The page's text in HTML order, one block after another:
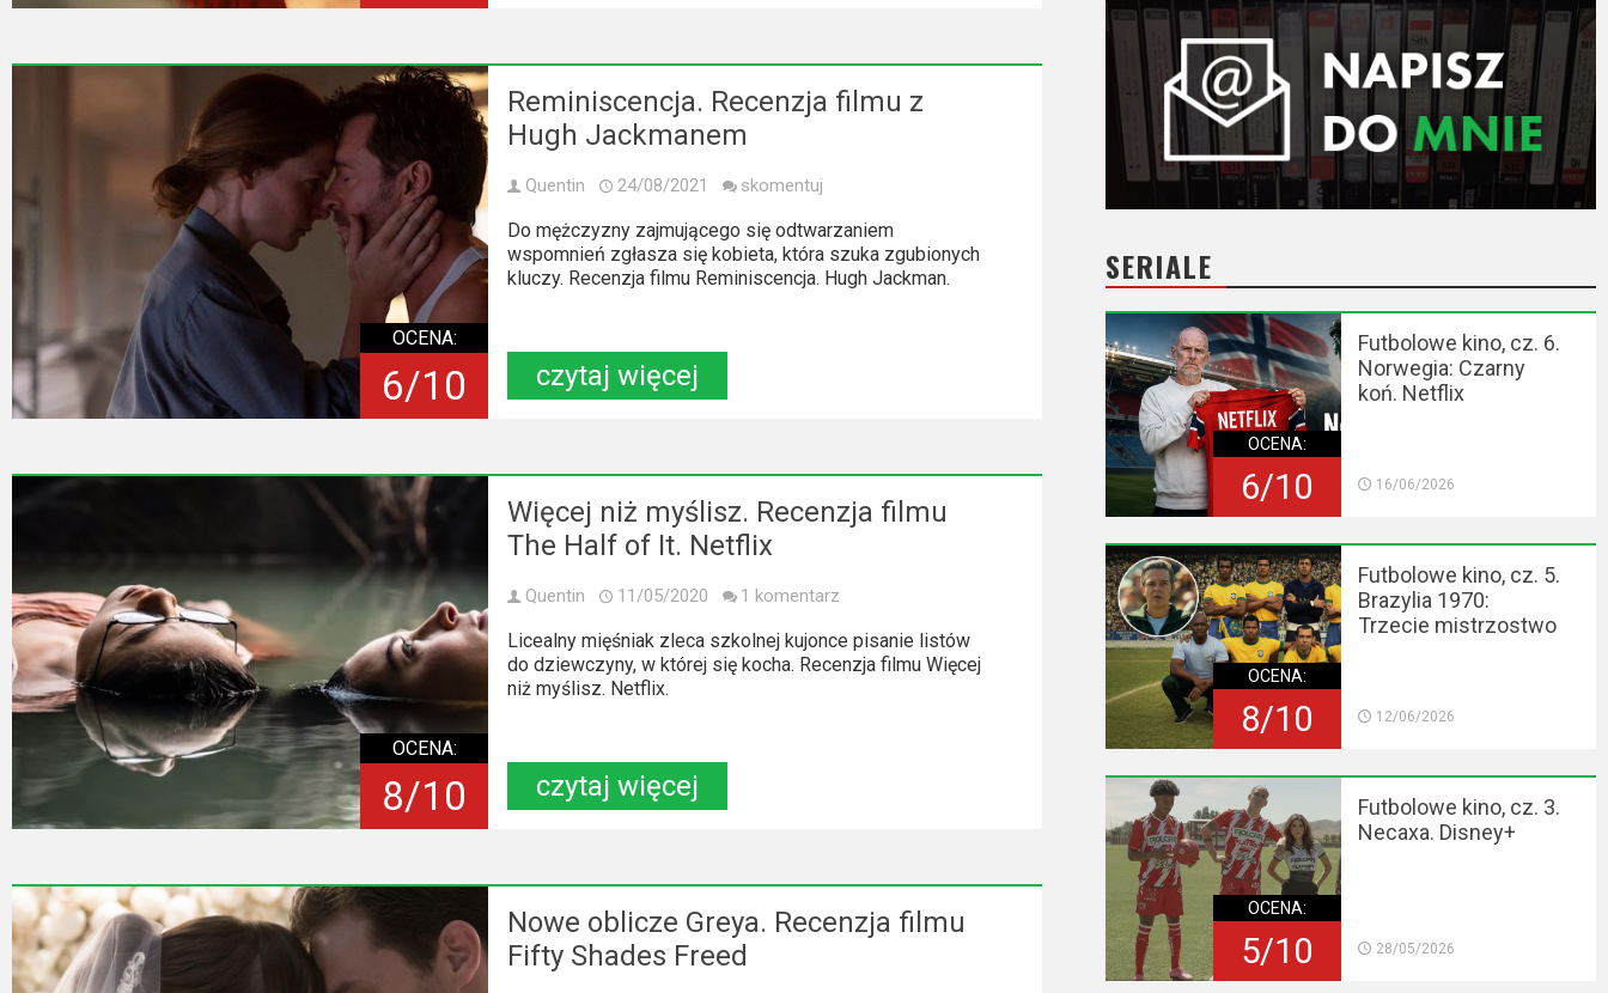
Południowa
faktach
Thrillery
Amazon
Video
Apple
TV
+
Disney+
HBO
Max
Netflix
Sky
Showtime
OCENA:
6/10
Reminiscencja. Recenzja filmu z
Hugh Jackmanem
Quentin 24/08/2021 skomentuj
Do mężczyzny zajmującego się odtwarzaniem
wspomnień zgłasza się kobieta, która szuka zgubionych
kluczy. Recenzja filmu Reminiscencja. Hugh Jackman.
czytaj więcej
OCENA:
8/10
Więcej niż myślisz. Recenzja filmu
The Half of It. Netflix
Quentin 11/05/2020 1 komentarz
Licealny mięśniak zleca szkolnej kujonce pisanie listów
do dziewczyny, w której się kocha. Recenzja filmu Więcej
niż myślisz. Netflix.
czytaj więcej
Nowe oblicze Greya. Recenzja filmu
Fifty Shades Freed
SERIALE
OCENA:
6/10
Futbolowe kino, cz. 6.
Norwegia: Czarny
koń. Netflix
16/06/2026
OCENA:
8/10
Futbolowe kino, cz. 5.
Brazylia 1970:
Trzecie mistrzostwo
12/06/2026
OCENA:
5/10
Futbolowe kino, cz. 3.
Necaxa. Disney+
28/05/2026